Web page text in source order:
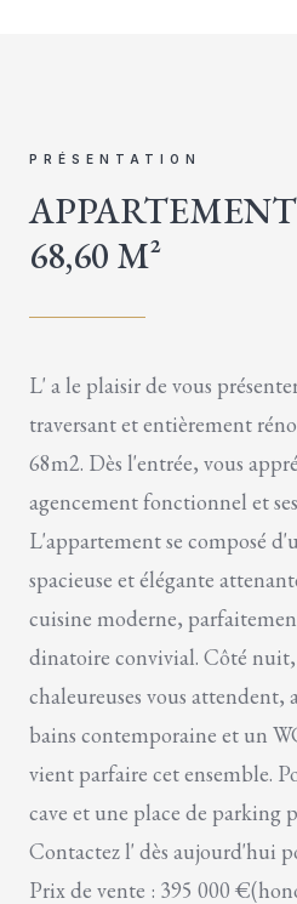
PRÉSENTATION
APPARTEMENT
68,60 M²
L' a le plaisir de vous
traversant et entièrement
68m2. Dès l'entrée, vous
agencement fonctionnel et
L'appartement se composé
spacieuse et élégante
cuisine moderne,
dinatoire convivial. Côté
chaleureuses vous attendent,
bains contemporaine et un
vient parfaire cet ensemble.
cave et une place de parking
Contactez l' dès aujourd'hui
Prix de vente : 395 000